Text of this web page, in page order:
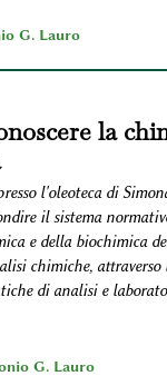
G. Lauro
la
l'oleoteca di
il sistema
e della biochimica
chimiche, attraverso
di analisi e
G. Lauro